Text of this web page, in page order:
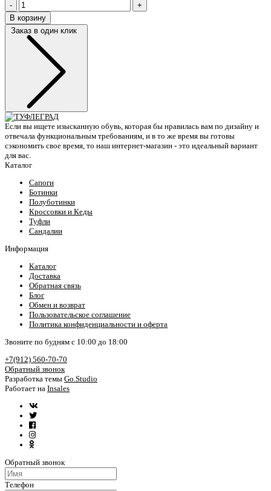
-
+
В корзину
Заказ в один клик
Если вы ищете изысканную обувь, которая бы нравилась вам по дизайну и
отвечала функциональным требованиям, и в то же время вы готовы
сэкономить свое время, то наш интернет-магазин - это идеальный вариант
для вас.
Каталог
Сапоги
Ботинки
Полуботинки
Кроссовки и Кеды
Туфли
Сандалии
Информация
Каталог
Доставка
Обратная связь
Блог
Обмен и возврат
Пользовательское соглашение
Политика конфиденциальности и оферта
Звоните по будням с 10:00 до 18:00
+7(912) 560-70-70
Обратный звонок
Разработка темы Go.Studio
Работает на Insales
Обратный звонок
Телефон